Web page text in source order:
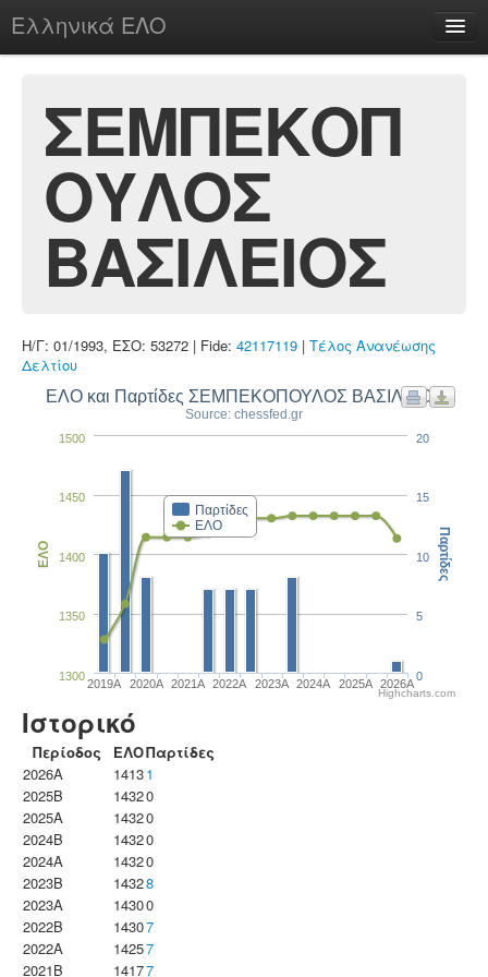
Ελληνικά ΕΛΟ
chesstu.be @ discord
Login
ΣΕΜΠΕΚΟΠ
ΟΥΛΟΣ
ΒΑΣΙΛΕΙΟΣ
Η/Γ: 01/1993, ΕΣΟ: 53272 | Fide: 42117119 | Τέλος Ανανέωσης
Δελτίου
ΕΛΟ και Παρτίδες ΣΕΜΠΕΚΟΠΟΥΛΟΣ ΒΑΣΙΛΕΙΟΣ
Source: chessfed.gr
Παρτίδες
ΕΛΟ
2019A 2020A 2021A 2022A 2023Α 2024A 2025A 2026A
1300
1350
1400
1450
1500
ΕΛΟ
0
5
10
15
20
Παρτίδες
Highcharts.com
Ιστορικό
Περίοδος ΕΛΟΠαρτίδες
2026A
14131
2025B
14320
2025A
14320
2024B
14320
2024A
14320
2023B
14328
2023Α
14300
2022B
14307
2022A
14257
2021B
14177